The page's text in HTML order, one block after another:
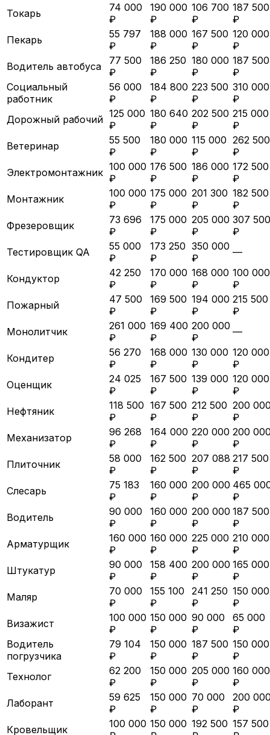
Токарь
74 000
₽
190 000
₽
106 700
₽
187 500
₽
Пекарь
55 797
₽
188 000
₽
167 500
₽
120 000
₽
Водитель автобуса
77 500
₽
186 250
₽
180 000
₽
187 500
₽
Социальный
работник
56 000
₽
184 800
₽
223 500
₽
310 000
₽
Дорожный рабочий 125 000
₽
180 640
₽
202 500
₽
215 000
₽
Ветеринар
55 500
₽
180 000
₽
115 000
₽
262 500
₽
Электромонтажник 100 000
₽
176 500
₽
186 000
₽
172 500
₽
Монтажник
100 000
₽
175 000
₽
201 300
₽
182 500
₽
Фрезеровщик
73 696
₽
175 000
₽
205 000
₽
307 500
₽
Тестировщик QA
55 000
₽
173 250
₽
350 000
₽
—
Кондуктор
42 250
₽
170 000
₽
168 000
₽
100 000
₽
Пожарный
47 500
₽
169 500
₽
194 000
₽
215 500
₽
Монолитчик
261 000
₽
169 400
₽
200 000
₽
—
Кондитер
56 270
₽
168 000
₽
130 000
₽
120 000
₽
Оценщик
24 025
₽
167 500
₽
139 000
₽
120 000
₽
Нефтяник
118 500
₽
167 500
₽
212 500
₽
200
₽
Механизатор
96 268
₽
164 000
₽
220 000
₽
200
₽
Плиточник
58 000
₽
162 500
₽
207 088
₽
217 500
₽
Слесарь
75 183
₽
160 000
₽
200 000
₽
465
₽
Водитель
90 000
₽
160 000
₽
200 000
₽
187 500
₽
Арматурщик
160 000
₽
160 000
₽
225 000
₽
210 000
₽
Штукатур
90 000
₽
158 400
₽
200 000
₽
165 000
₽
Маляр
70 000
₽
155 100
₽
241 250
₽
150 000
₽
Визажист
100 000
₽
150 000
₽
90 000
₽
65 000
₽
Водитель
погрузчика
79 104
₽
150 000
₽
187 500
₽
150 000
₽
Технолог
62 200
₽
150 000
₽
205 000
₽
160 000
₽
Лаборант
59 625
₽
150 000
₽
70 000
₽
200
₽
Кровельщик
100 000 150 000 192 500 157 500